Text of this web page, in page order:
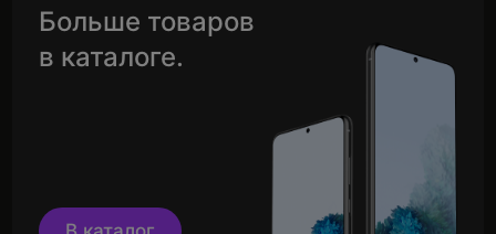
Больше товаров
в каталоге.